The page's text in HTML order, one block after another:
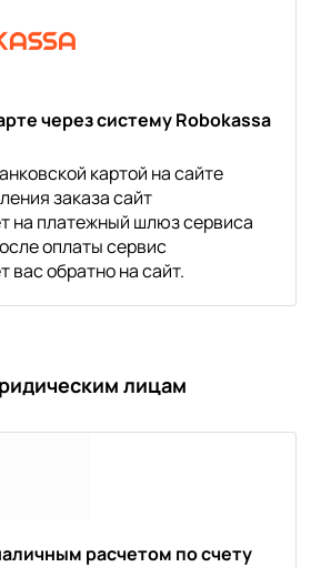
через систему Robokassa
картой на сайте
заказа сайт
на платежный шлюз сервиса
оплаты сервис
вас обратно на сайт.
лицам
расчетом по счету